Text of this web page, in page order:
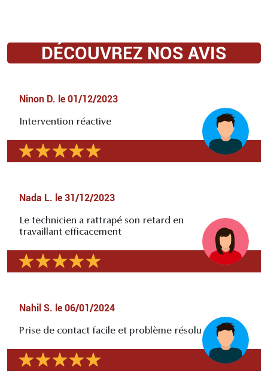
DÉCOUVREZ NOS AVIS
Ninon D. le 01/12/2023
Intervention réactive
Nada L. le 31/12/2023
Le technicien a rattrapé son retard en
travaillant efficacement
Nahil S. le 06/01/2024
Prise de contact facile et problème résolu